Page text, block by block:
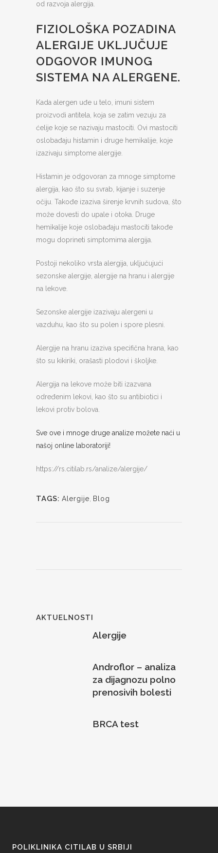
od razvoja alergija.
FIZIOLOŠKA POZADINA
ALERGIJE UKLJUČUJE
ODGOVOR IMUNOG
SISTEMA NA ALERGENE.
Kada alergen uđe u telo, imuni sistem
proizvodi antitela, koja se zatim vezuju za
ćelije koje se nazivaju mastociti. Ovi mastociti
oslobađaju histamin i druge hemikalije, koje
izazivaju simptome alergije.
Histamin je odgovoran za mnoge simptome
alergija, kao što su svrab, kijanje i suzenje
očiju. Takođe izaziva širenje krvnih sudova, što
može dovesti do upale i otoka. Druge
hemikalije koje oslobađaju mastociti takođe
mogu doprineti simptomima alergija.
Postoji nekoliko vrsta alergija, uključujući
sezonske alergije, alergije na hranu i alergije
na lekove.
Sezonske alergije izazivaju alergeni u
vazduhu, kao što su polen i spore plesni.
Alergije na hranu izaziva specifična hrana, kao
što su kikiriki, orašasti plodovi i školjke.
Alergija na lekove može biti izazvana
određenim lekovi, kao što su antibiotici i
lekovi protiv bolova.
Sve ove i mnoge druge analize možete naći u
našoj online laboratoriji!
https://rs.citilab.rs/analize/alergije/
TAGS: Alergije Blog
AKTUELNOSTI
Alergije
Androflor – analiza
za dijagnozu polno
prenosivih bolesti
BRCA test
POLIKLINIKA CITILAB U SRBIJI